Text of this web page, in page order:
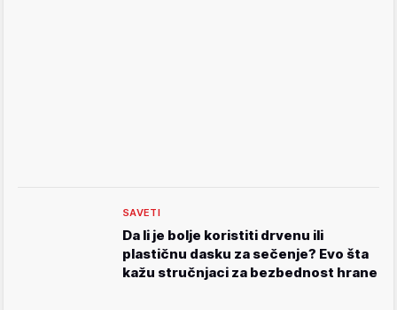
SAVETI
Da li je bolje koristiti drvenu ili
plastičnu dasku za sečenje? Evo šta
kažu stručnjaci za bezbednost hrane